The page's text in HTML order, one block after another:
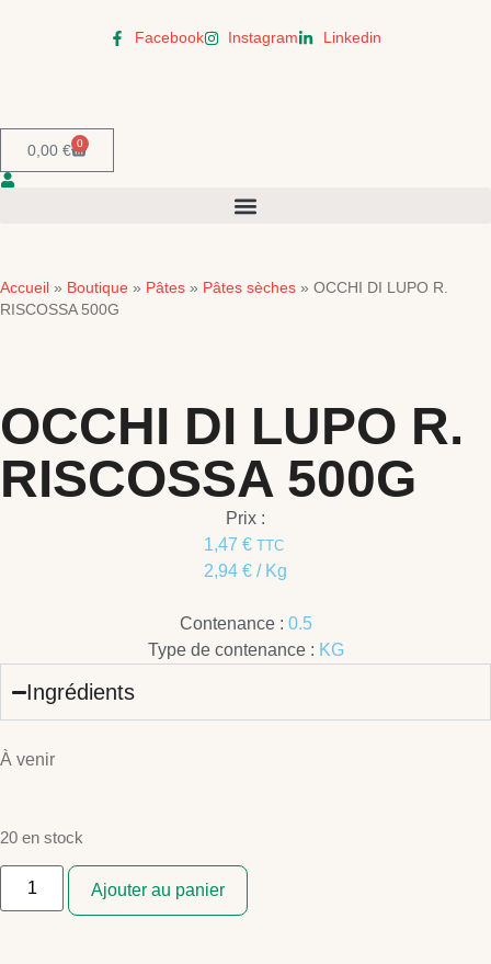
Facebook Instagram Linkedin
0,00 € 0
Accueil » Boutique » Pâtes » Pâtes sèches » OCCHI DI LUPO R.
RISCOSSA 500G
OCCHI DI LUPO R.
RISCOSSA 500G
Prix :
1,47 € TTC
2,94 € / Kg
Contenance : 0.5
Type de contenance : KG
Ingrédients
À venir
20 en stock
Ajouter au panier